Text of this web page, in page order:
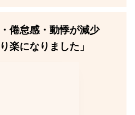
倦怠感・動悸が減少
楽になりました」